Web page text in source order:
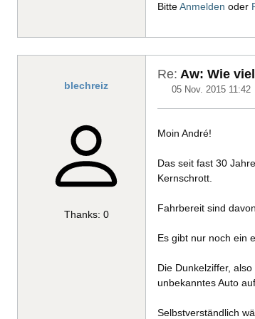
BitteAnmelden oder
blechreiz
Thanks: 0
Re: Aw: Wie
05 Nov. 2015 11:42
Moin André!
Das seit fast 30
Kernschrott.
Fahrbereit sind
Es gibt nur noch ein
Die Dunkelziffer,
unbekanntes Auto
Selbstverständlich